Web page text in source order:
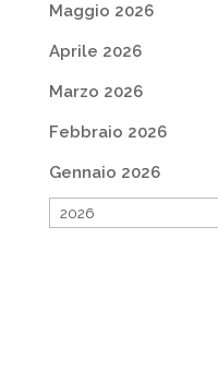
Maggio 2026
Aprile 2026
Marzo 2026
Febbraio 2026
Gennaio 2026